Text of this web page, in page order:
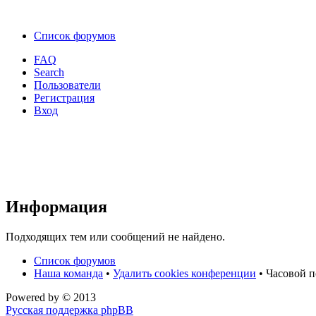
Список форумов
FAQ
Search
Пользователи
Регистрация
Вход
Информация
Подходящих тем или сообщений не найдено.
Список форумов
Наша команда • Удалить cookies конференции • Часовой
Powered by © 2013
Русская поддержка phpBB